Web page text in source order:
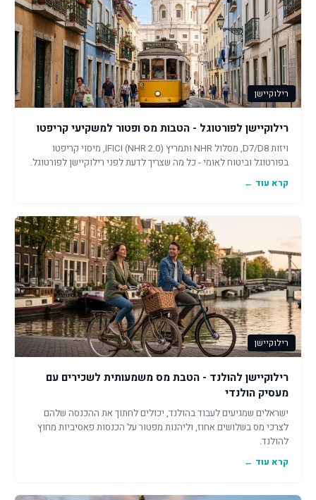
רילוקיישן
רילוקיישן לפורטוגל - הטבות מס ופטור למשקיעי קריפטו
ויזות D7/D8, מסלול NHR ותמריץ IFICI (NHR 2.0), מיסוי קריפטו
בפורטוגל וביטוח לאומי - כל מה שצריך לדעת לפני רילוקיישן לפורטוגל.
קרא עוד ←
רילוקיישן
רילוקיישן להולנד - הטבת מס משמעותית לשכירים עם
מעסיק הולנדי
ישראלים שמגיעים לעבוד בהולנד, יכולים לחתוך את ההכנסה שלהם
לצרכי מס בשלושים אחוז, וליהנות מפטור על הכנסות פאסיביות מחוץ
להולנד.
קרא עוד ←